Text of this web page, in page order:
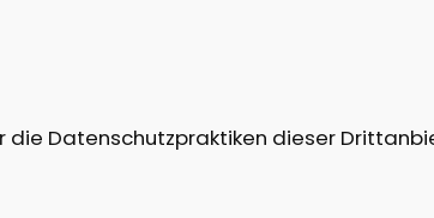
die Datenschutzpraktiken dieser